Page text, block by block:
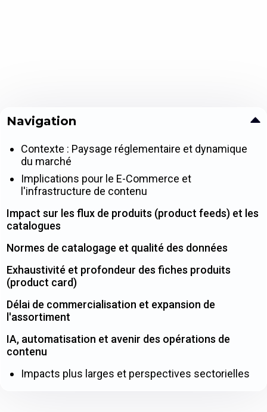
Navigation
Contexte : Paysage réglementaire et dynamique
du marché
Implications pour le E-Commerce et
l'infrastructure de contenu
Impact sur les flux de produits (product feeds) et les
catalogues
Normes de catalogage et qualité des données
Exhaustivité et profondeur des fiches produits
(product card)
Délai de commercialisation et expansion de
l'assortiment
IA, automatisation et avenir des opérations de
contenu
Impacts plus larges et perspectives sectorielles